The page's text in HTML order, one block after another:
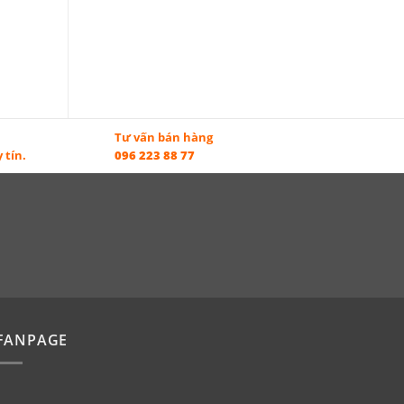
tín.
Tư vấn bán hàng
096 223 88 77